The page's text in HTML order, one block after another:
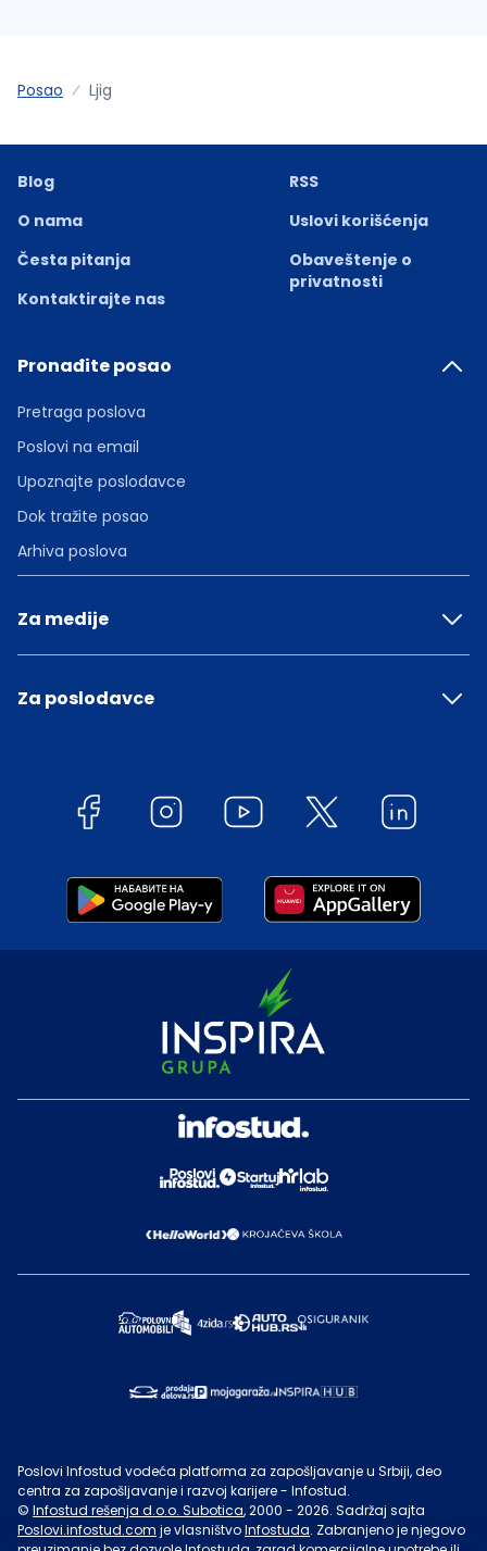
Posao Ljig
Blog
O nama
Česta pitanja
Kontaktirajte nas
RSS
Uslovi korišćenja
Obaveštenje o
privatnosti
Pronađite posao
Pretraga poslova
Poslovi na email
Upoznajte poslodavce
Dok tražite posao
Arhiva poslova
Za medije
Za poslodavce
Poslovi Infostud vodeća platforma za zapošljavanje u Srbiji, deo
centra za zapošljavanje i razvoj karijere - Infostud.
© Infostud rešenja d.o.o. Subotica, 2000 - 2026. Sadržaj sajta
Poslovi.infostud.com je vlasništvoInfostuda. Zabranjeno je njegovo